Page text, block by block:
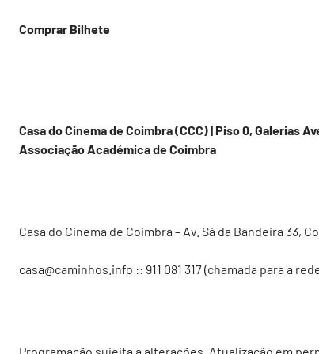
Comprar Bilhete
Casa do Cinema de Coimbra (CCC) | Piso 0, Galerias
Associação Académica de Coimbra
Casa do Cinema de Coimbra – Av. Sá da Bandeira 33,
casa@caminhos.info :: 911 081 317‬ (chamada para a